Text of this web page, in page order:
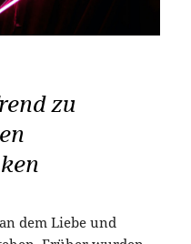
zu
dem Liebe und